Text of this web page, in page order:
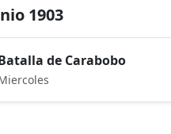
1903
de Carabobo